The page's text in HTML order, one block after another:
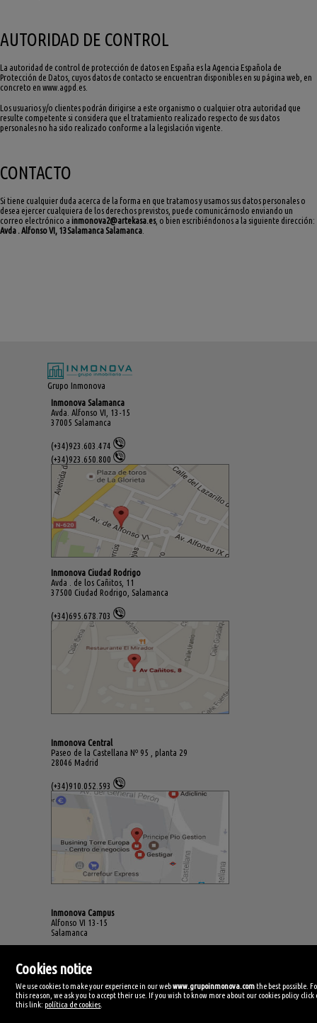
AUTORIDAD DE CONTROL
La autoridad de control de protección de datos en España es la Agencia Española de
Protección de Datos, cuyos datos de contacto se encuentran disponibles en su página web, en
concreto en www.agpd.es.
Los usuarios y/o clientes podrán dirigirse a este organismo o cualquier otra autoridad que
resulte competente si considera que el tratamiento realizado respecto de sus datos
personales no ha sido realizado conforme a la legislación vigente.
CONTACTO
Si tiene cualquier duda acerca de la forma en que tratamos y usamos sus datos personales o
desea ejercer cualquiera de los derechos previstos, puede comunicárnoslo enviando un
correo electrónico a inmonova2@artekasa.es, o bien escribiéndonos a la siguiente dirección:
Avda . Alfonso VI, 13 Salamanca Salamanca
Grupo Inmonova
Inmonova Salamanca
Avda. Alfonso VI, 13-15
37005 Salamanca
(+34)923.603.474
(+34)923.650.800
Inmonova Ciudad Rodrigo
Avda . de los Cañitos, 11
37500 Ciudad Rodrigo, Salamanca
(+34)695.678.703
Inmonova Central
Paseo de la Castellana Nº 95 , planta 29
28046 Madrid
(+34)910.052.593
Inmonova Campus
Alfonso VI 13-15
Salamanca
Cookies notice
We use cookies to make your experience in our webwww.grupoinmonova.comthe best possible.
this reason, we ask you to accept their use. If you wish to know more about our cookies policy click
this link:política de cookies